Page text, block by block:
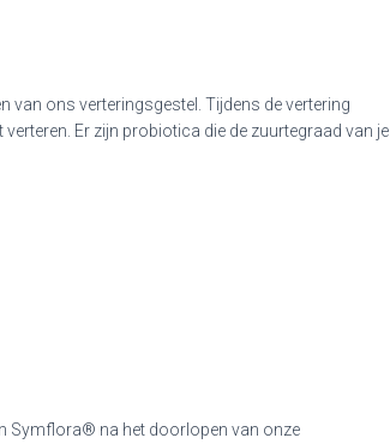
van ons verteringsgestel. Tijdens de vertering
Er zijn probiotica die de zuurtegraad van je
Symflora® na het doorlopen van onze